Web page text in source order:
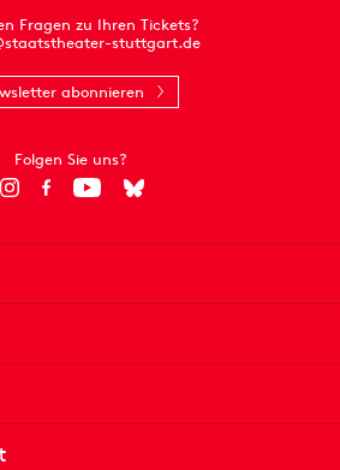
Fragen zu Ihren Tickets?
stuttgart.de
abonnieren
Folgen Sie uns?